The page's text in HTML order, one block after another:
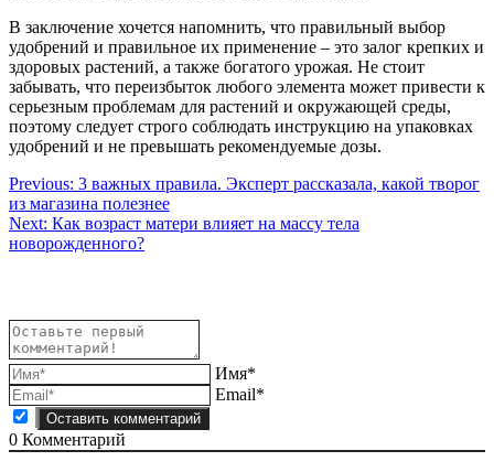
В заключение хочется напомнить, что правильный выбор
удобрений и правильное их применение – это залог крепких и
здоровых растений, а также богатого урожая. Не стоит
забывать, что переизбыток любого элемента может привести к
серьезным проблемам для растений и окружающей среды,
поэтому следует строго соблюдать инструкцию на упаковках
удобрений и не превышать рекомендуемые дозы.
Навигация
по
записям
Previous: 3 важных правила. Эксперт рассказала, какой творог
из магазина полезнее
Next: Как возраст матери влияет на массу тела
новорожденного?
Имя*
Email*
0 Комментарий